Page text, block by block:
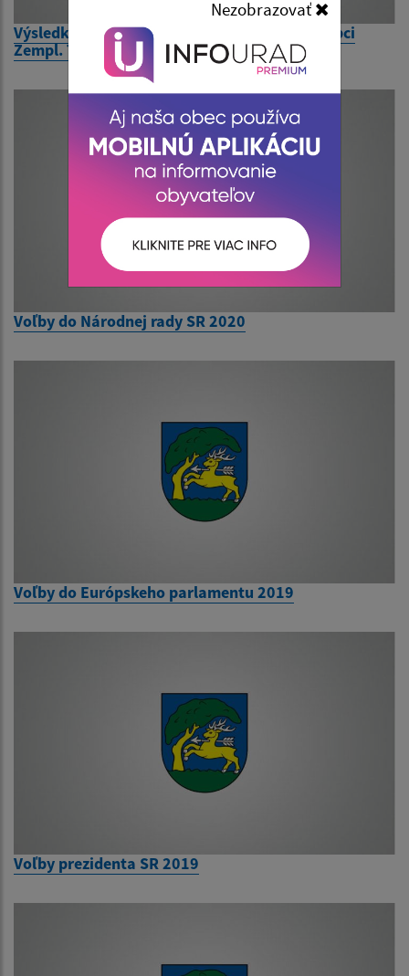
Nezobrazovať
Výsledky volieb do NR SR dňa 29. 2. 2020 v obci
Zempl. Teplica
Voľby do Národnej rady SR 2020
Voľby do Európskeho parlamentu 2019
Voľby prezidenta SR 2019